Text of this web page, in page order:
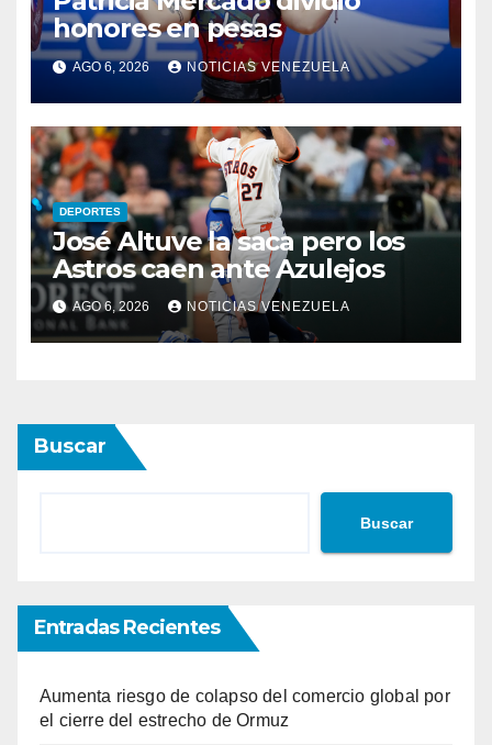
honores en pesas
AGO 6, 2026 NOTICIAS VENEZUELA
DEPORTES
José Altuve la saca pero los
Astros caen ante Azulejos
AGO 6, 2026 NOTICIAS VENEZUELA
Buscar
Buscar
Entradas Recientes
Aumenta riesgo de colapso del comercio global por
el cierre del estrecho de Ormuz